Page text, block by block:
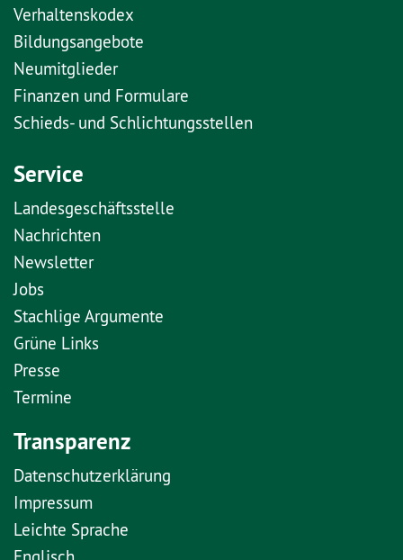
Verhaltenskodex
Bildungsangebote
Neumitglieder
Finanzen und Formulare
Schieds- und Schlichtungsstellen
Service
Landesgeschäftsstelle
Nachrichten
Newsletter
Jobs
Stachlige Argumente
Grüne Links
Presse
Termine
Transparenz
Datenschutzerklärung
Impressum
Leichte Sprache